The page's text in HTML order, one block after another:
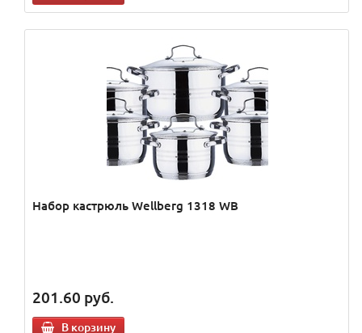
Набор кастрюль Wellberg 1318 WB
201.60 руб.
В корзину